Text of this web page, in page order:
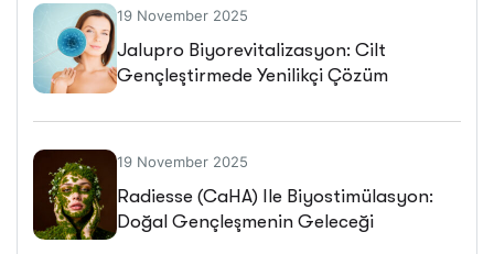
19 November 2025
Jalupro Biyorevitalizasyon: Cilt
Gençleştirmede Yenilikçi Çözüm
19 November 2025
Radiesse (CaHA) Ile Biyostimülasyon:
Doğal Gençleşmenin Geleceği